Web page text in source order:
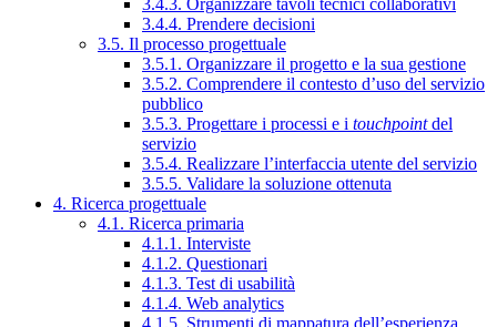
3.4.4. Prendere decisioni
3.5. Il processo progettuale
3.5.1. Organizzare il progetto e la sua gestione
3.5.2. Comprendere il contesto d’uso del servizio
pubblico
3.5.3. Progettare i processi e i touchpointdel
servizio
3.5.4. Realizzare l’interfaccia utente del servizio
3.5.5. Validare la soluzione ottenuta
4. Ricerca progettuale
4.1. Ricerca primaria
4.1.1. Interviste
4.1.2. Questionari
4.1.3. Test di usabilità
4.1.4. Web analytics
4.1.5. Strumenti di mappatura dell’esperienza